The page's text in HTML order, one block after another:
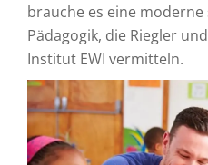
brauche es eine moderne
Pädagogik, die Riegler
Institut EWI vermitteln.